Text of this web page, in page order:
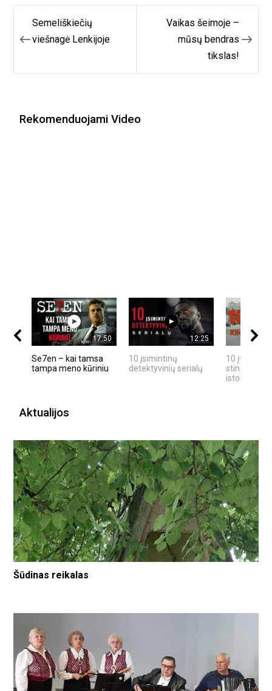
Navigacija
tarp
Semeliškiečių
viešnagė Lenkijoje
Vaikas šeimoje –
mūsų bendras
tikslas!
Rekomenduojami Video
17:50
Se7en – kai tamsa
tampa meno kūriniu
12:25
10 įsimintinų
detektyvinių serialų
10 įtemptų,
stingdančių
istorijų
Aktualijos
Šūdinas reikalas